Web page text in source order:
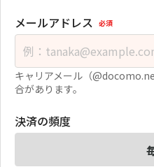
メールアドレス 必須
キャリアメール（
合があります。
決済の頻度